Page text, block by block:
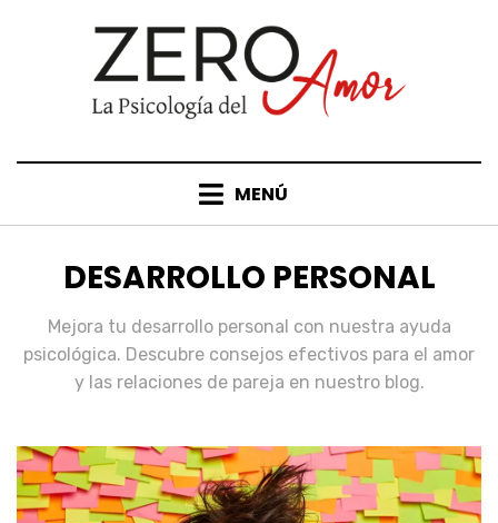
MENÚ
CATEGORÍA
:
DESARROLLO PERSONAL
Mejora tu desarrollo personal con nuestra ayuda
psicológica. Descubre consejos efectivos para el amor
y las relaciones de pareja en nuestro blog.